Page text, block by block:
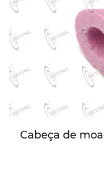
Cabeça de